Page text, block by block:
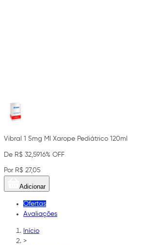
Vibral 1 5mg Ml Xarope Pediátrico 120ml
De R$ 32,5916% OFF
Por R$ 27,05
Adicionar
Ofertas
Avaliações
Início
>